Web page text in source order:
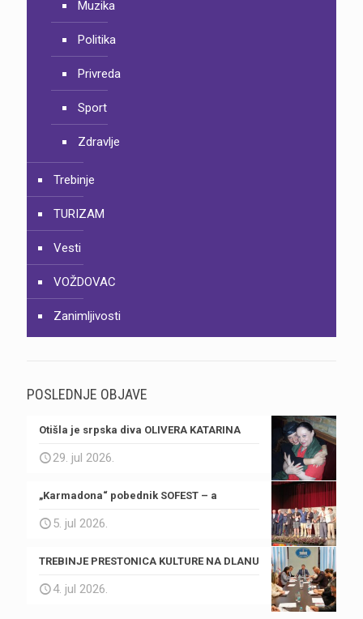
Muzika
Politika
Privreda
Sport
Zdravlje
Trebinje
TURIZAM
Vesti
VOŽDOVAC
Zanimljivosti
POSLEDNJE OBJAVE
Otišla je srpska diva OLIVERA KATARINA
29. jul 2026.
„Karmadona“ pobednik SOFEST – a
5. jul 2026.
TREBINJE PRESTONICA KULTURE NA DLANU
4. jul 2026.